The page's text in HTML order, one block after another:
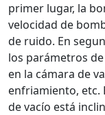
primer lugar, la
velocidad de
de ruido. En
los parámetros
en la cámara de
enfriamiento, etc.
de vacío está